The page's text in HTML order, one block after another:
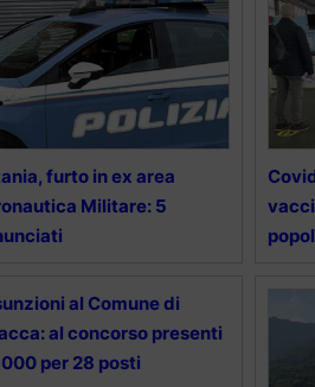
furto in ex area
Militare: 5
al Comune di
al concorso presenti
per 28 posti